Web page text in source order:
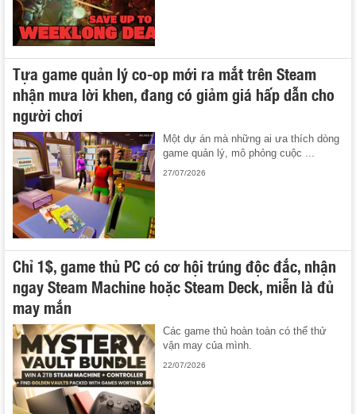
Tựa game quản lý co-op mới ra mắt trên Steam
nhận mưa lời khen, đang có giảm giá hấp dẫn cho
người chơi
Một dự án mà những ai ưa thích dòng
game quản lý, mô phỏng cuộc ...
27/07/2026
Chỉ 1$, game thủ PC có cơ hội trúng độc đắc, nhận
ngay Steam Machine hoặc Steam Deck, miễn là đủ
may mắn
Các game thủ hoàn toàn có thể thử
vận may của mình.
22/07/2026